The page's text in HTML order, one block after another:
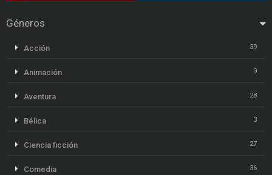
Géneros
Acción 39
Animación 9
Aventura 28
Bélica 3
Ciencia ficción 27
Comedia 36